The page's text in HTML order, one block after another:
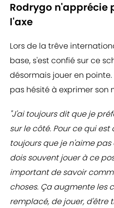
Rodrygo n'apprécie
l'axe
Lors de la trêve
base, s'est confié sur ce
désormais jouer en
pas hésité à exprimer son
"J'ai toujours dit que je
sur le côté. Pour ce qui est
toujours que je n'aime pas
dois souvent jouer à ce
important de savoir
choses. Ça augmente les
remplacé, de jouer, d'être